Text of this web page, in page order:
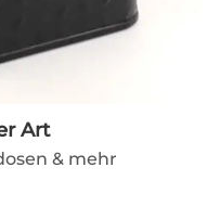
Art
& mehr